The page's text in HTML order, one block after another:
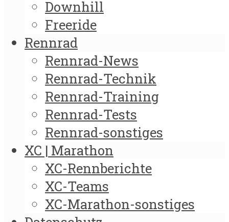
Downhill
Freeride
Rennrad
Rennrad-News
Rennrad-Technik
Rennrad-Training
Rennrad-Tests
Rennrad-sonstiges
XC | Marathon
XC-Rennberichte
XC-Teams
XC-Marathon-sonstiges